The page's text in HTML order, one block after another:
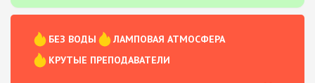
БЕЗ ВОДЫ
ЛАМПОВАЯ АТМОСФЕРА
КРУТЫЕ ПРЕПОДАВАТЕЛИ